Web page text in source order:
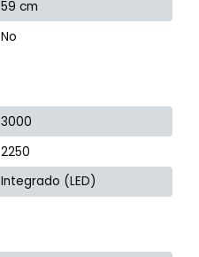
59 cm
No
3000
2250
Integrado (LED)